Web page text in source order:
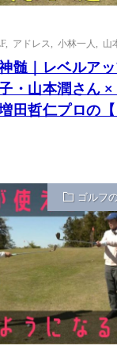
, アドレス 小林一人 山
髄｜レベルア
・山本潤さん ×
田哲仁プロの
ゴルフ